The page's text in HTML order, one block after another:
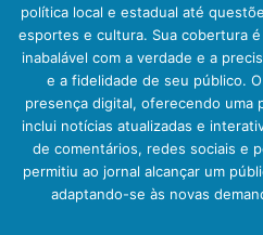
política local e estadual até
esportes e cultura. Sua cobertura
inabalável com a verdade e a
e a fidelidade de seu público.
presença digital, oferecendo uma
inclui notícias atualizadas e
de comentários, redes sociais e
permitiu ao jornal alcançar um
adaptando-se às novas